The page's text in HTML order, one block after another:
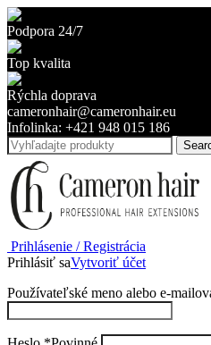
Podpora 24/7
Top kvalita
Rýchla doprava
cameronhair@cameronhair.eu
Infolinka: +421 948 015 186
Prihlásenie / Registrácia
Prihlásiť saVytvoriť účet
Používateľské meno alebo e-